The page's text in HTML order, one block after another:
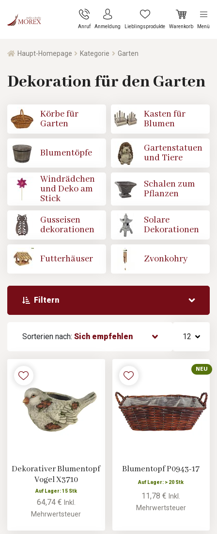
Anruf Anmeldung Lieblingsprodukte Warenkorb Menü
Haupt-Homepage Kategorie Garten
Dekoration für den Garten
Körbe für
Garten
Kasten für
Blumen
Blumentöpfe
Gartenstatuen
und Tiere
Windrädchen
und Deko am
Stick
Schalen zum
Pflanzen
Gusseisen
dekorationen
Solare
Dekorationen
Futterhäuser Zvonkohry
Sorterien nach: Sich empfehlen 12
Filtern
Dekorativer Blumentopf
Vogel X3710
Auf Lager: 15 Stk
64,74 € Inkl.
Mehrwertsteuer
NEU
Blumentopf P0943-17
Auf Lager: > 20 Stk
11,78 €Inkl.
Mehrwertsteuer